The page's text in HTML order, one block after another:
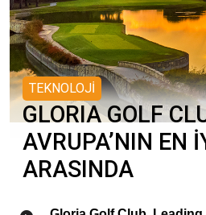
TEKNOLOJİ
GLORIA GOLF
AVRUPA’NIN EN
ARASINDA